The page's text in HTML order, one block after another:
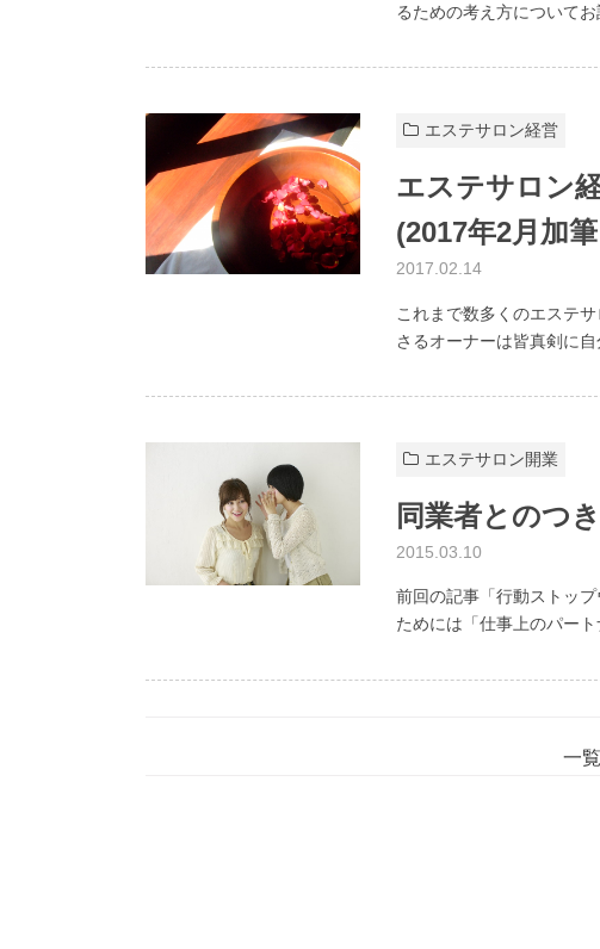
るための考え方についてお
エステサロン経営
エステサロン
(2017年2月加
2017.02.14
これまで数多くのエステ
さるオーナーは皆真剣に自
エステサロン開業
同業者とのつ
2015.03.10
前回の記事「行動ストッ
ためには「仕事上のパー
一